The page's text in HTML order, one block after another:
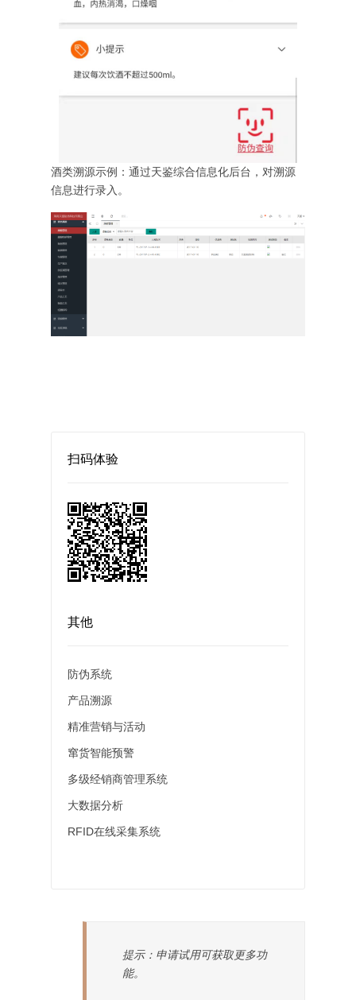
酒类溯源示例：通过天鉴综合信息化后台，对溯源
信息进行录入。
扫码体验
其他
防伪系统
产品溯源
精准营销与活动
窜货智能预警
多级经销商管理系统
大数据分析
RFID在线采集系统
提示：申请试用可获取更多功
能。